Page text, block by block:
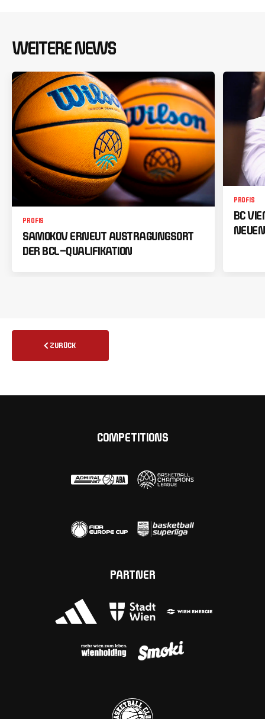
WEITERE NEWS
PROFIS
SAMOKOV ERNEUT AUSTRAGUNGSORT
DER BCL-QUALIFIKATION
PROFIS
BC
ZURÜCK
COMPETITIONS
PARTNER